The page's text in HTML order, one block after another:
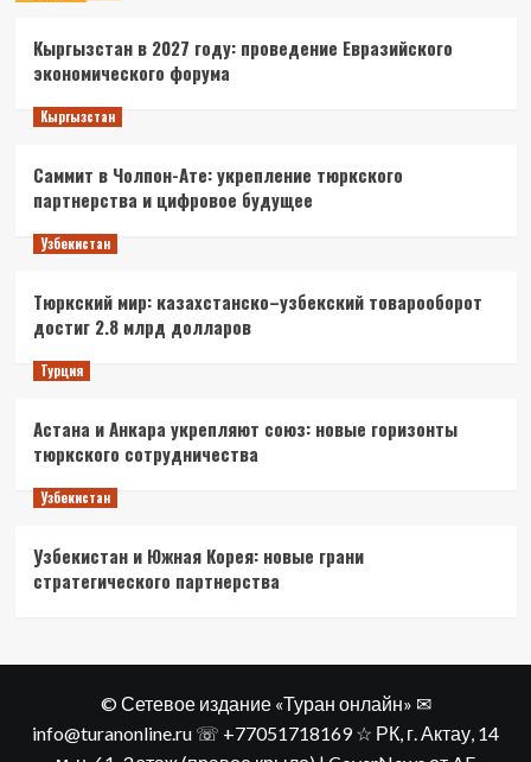
Кыргызстан в 2027 году: проведение Евразийского
экономического форума
Кыргызстан
Саммит в Чолпон-Ате: укрепление тюркского
партнерства и цифровое будущее
Узбекистан
Тюркский мир: казахстанско–узбекский товарооборот
достиг 2.8 млрд долларов
Турция
Астана и Анкара укрепляют союз: новые горизонты
тюркского сотрудничества
Узбекистан
Узбекистан и Южная Корея: новые грани
стратегического партнерства
© Сетевое издание «Туран онлайн» ✉
info@turanonline.ru ☏ +77051718169 ☆ РК, г. Актау​, 14